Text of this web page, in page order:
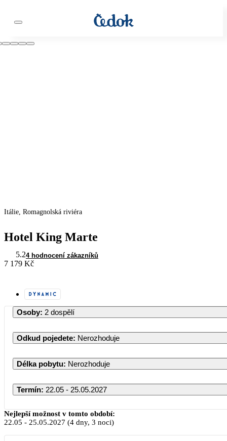
Itálie, Romagnolská riviéra
Hotel King Marte
5.24 hodnocení zákazníků
7 179 Kč
Osoby: 2 dospělí
Odkud pojedete: Nerozhoduje
Délka pobytu: Nerozhoduje
Termín: 22.05 - 25.05.2027
Květen 2027
PO ÚT ST ČT PÁ SO NE
Nejlepší možnost v tomto období:
22.05 - 25.05.2027 (4 dny, 3 noci)